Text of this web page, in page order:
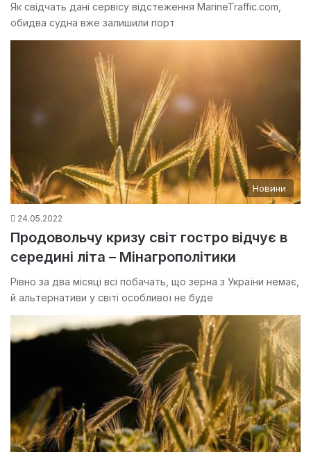
Як свідчать дані сервісу відстеження MarineTraffic.com,
обидва судна вже залишили порт
Новини
24.05.2022
Продовольчу кризу світ гостро відчує в
середині літа – Мінагрополітики
Рівно за два місяці всі побачать, що зерна з України немає,
й альтернативи у світі особливої не буде